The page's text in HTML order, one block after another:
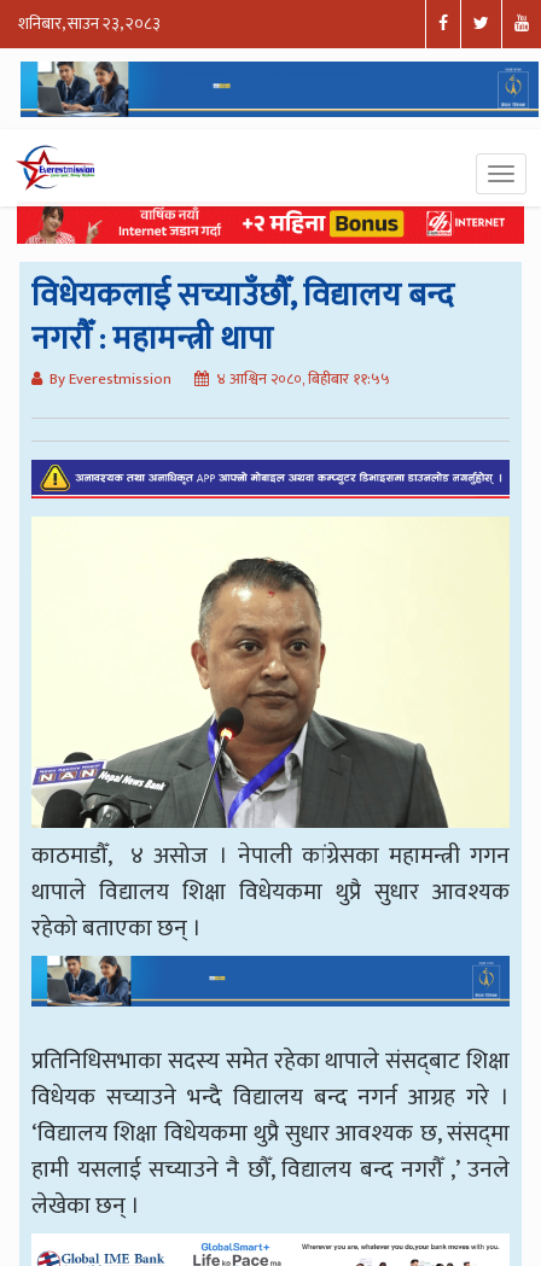
शनिबार, साउन २३, २०८३
विधेयकलाई सच्याउँछौँ, विद्यालय बन्द
नगरौँ : महामन्त्री थापा
By Everestmission ४ आश्विन २०८०, बिहीबार ११:५५
काठमाडौँ, ४ असोज । नेपाली कांग्रेसका महामन्त्री गगन
थापाले विद्यालय शिक्षा विधेयकमा थुप्रै सुधार आवश्यक
रहेको बताएका छन् ।
प्रतिनिधिसभाका सदस्य समेत रहेका थापाले संसद्‍बाट शिक्षा
विधेयक सच्याउने भन्दै विद्यालय बन्द नगर्न आग्रह गरे ।
‘विद्यालय शिक्षा विधेयकमा थुप्रै सुधार आवश्यक छ, संसद्‍मा
हामी यसलाई सच्याउने नै छौँ, विद्यालय बन्द नगरौँ ,’ उनले
लेखेका छन् ।